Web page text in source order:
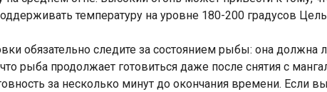
температуру на уровне 180-200 градусов
обязательно следите за состоянием рыбы: она должна
рыба продолжает готовиться даже после снятия с
за несколько минут до окончания времени. Если